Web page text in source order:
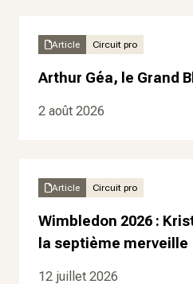
Article Circuit pro
Arthur Géa, le Grand
2 août 2026
Article Circuit pro
Wimbledon 2026 :
la septième merveille
12 juillet 2026